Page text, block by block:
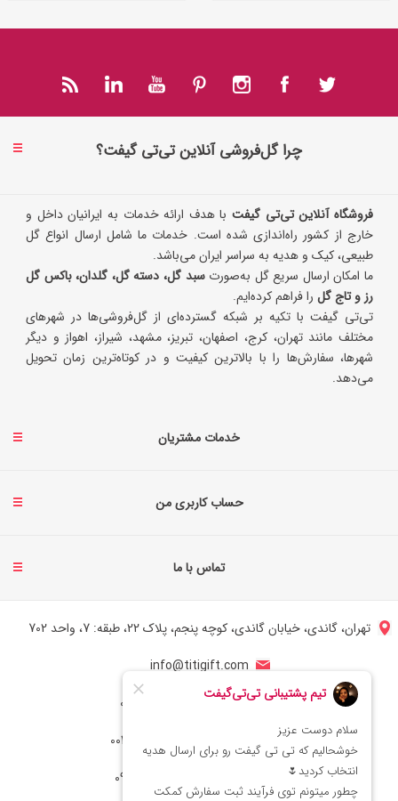
چرا گل‌فروشی آنلاین تی‌تی گیفت؟
فروشگاه آنلاین تی‌تی گیفتبا هدف ارائه خدمات به ایرانیان داخل و
خارج از کشور راه‌اندازی شده است. خدمات ما شامل ارسال انواع گل
طبیعی، کیک و هدیه به سراسر ایران می‌باشد.
ما امکان ارسال سریع گل به‌صورتسبد گل، دسته گل، گلدان، باکس گل
رز و تاج گل را فراهم کرده‌ایم.
تی‌تی گیفت با تکیه بر شبکه گسترده‌ای از گل‌فروشی‌ها در شهرهای
مختلف مانند تهران، کرج، اصفهان، تبریز، مشهد، شیراز، اهواز و دیگر
شهرها، سفارش‌ها را با بالاترین کیفیت و در کوتاه‌ترین زمان تحویل
می‌دهد.
خدمات مشتریان
حساب کاربری من
تماس با ما
تهران، گاندی، خیابان گاندی، کوچه پنجم، پلاک 22، طبقه: 7، واحد 702
info@titigift.com
شماره تماس ایران: 02166066403
شماره تماس آمریکا: 0014088054942